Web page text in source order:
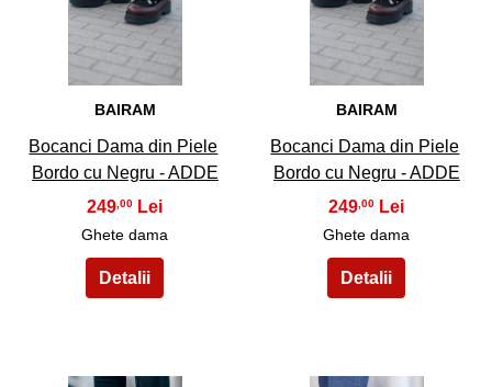
29
BAIRAM
Bocanci Dama din Piele
Bordo cu Negru - ADDE
249,00
Ghete dama
30
BAIRAM
Bocanci Dama din Piele
Bordo cu Negru - ADDE
249,00
Ghete dama